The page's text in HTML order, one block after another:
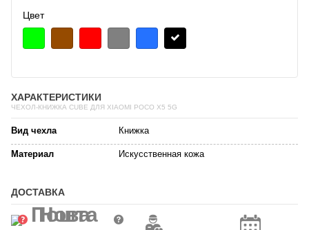
Цвет
ХАРАКТЕРИСТИКИ
ЧЕХОЛ-КНИЖКА CUBE ДЛЯ XIAOMI POCO X5 5G
Вид чехла Книжка
Материал Искусственная кожа
ДОСТАВКА